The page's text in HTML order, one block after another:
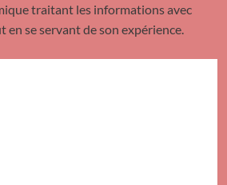
traitant les informations avec
se servant de son expérience.